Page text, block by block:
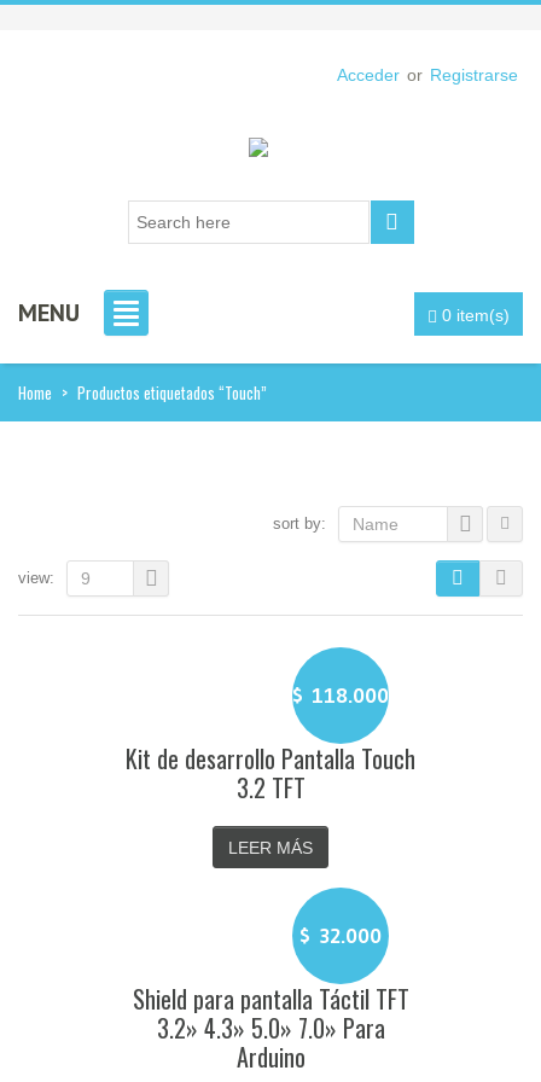
Acceder or Registrarse
MENU 0 item(s)
Home > Productos etiquetados “Touch”
sort by: Name
view: 9
$ 118.000
Kit de desarrollo Pantalla Touch
3.2 TFT
LEER MÁS
$ 32.000
Shield para pantalla Táctil TFT
3.2» 4.3» 5.0» 7.0» Para
Arduino